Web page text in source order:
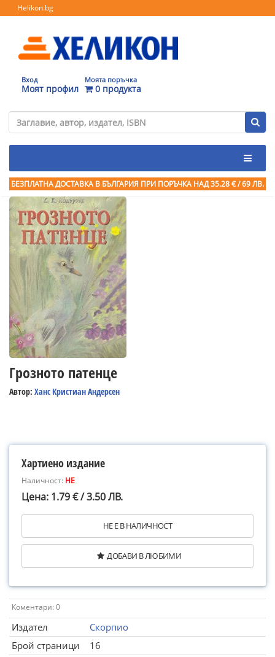
Helikon.bg
Вход
Моят профил
Моята поръчка
0 продукта
БЕЗПЛАТНА ДОСТАВКА В БЪЛГАРИЯ ПРИ ПОРЪЧКА НАД 35.28 € / 69 ЛВ.
Грозното патенце
Автор: Ханс Кристиан Андерсен
Хартиено издание
Наличност: НЕ
Цена: 1.79 € / 3.50 ЛВ.
НЕ Е В НАЛИЧНОСТ
ДОБАВИ В ЛЮБИМИ
Коментари: 0
Издател
Скорпио
Брой страници
16